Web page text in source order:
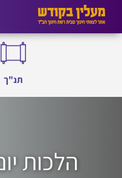
תנ"ך
הלכות